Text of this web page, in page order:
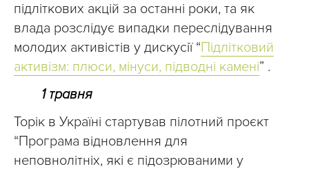
підліткових акцій за останні роки, та як
влада розслідує випадки переслідування
молодих активістів у дискусії “Підлітковий
активізм: плюси, мінуси, підводні камені” .
1 травня
Торік в Україні стартував пілотний проєкт
“Програма відновлення для
неповнолітніх, які є підозрюваними у